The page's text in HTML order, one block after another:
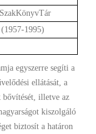
1995)
egyszerre segíti a
ellátását, a
bővítését, illetve az
kiszolgáló
biztosít a határon